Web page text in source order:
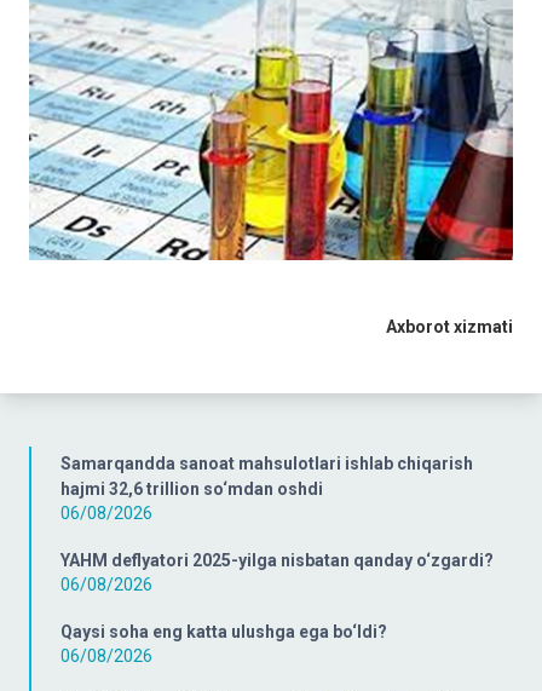
Samarqandda sanoat mahsulotlari ishlab chiqarish
hajmi 32,6 trillion so‘mdan oshdi
06/08/2026
YAHM deflyatori 2025-yilga nisbatan qanday o‘zgardi?
06/08/2026
Qaysi soha eng katta ulushga ega bo‘ldi?
06/08/2026
Axborot xizmati